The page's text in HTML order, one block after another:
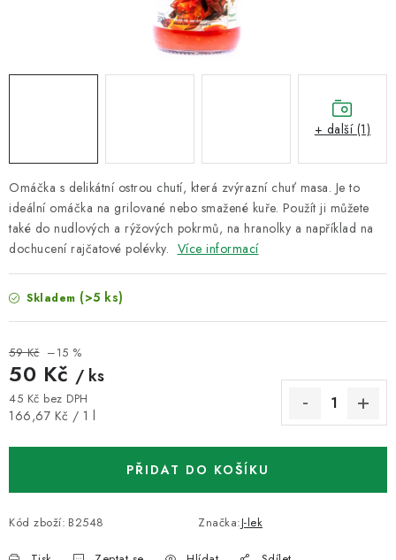
ZNAČKY
Podmínky ochrany osobních údajů
Omáčka s delikátní ostrou chutí, která zvýrazní chuť masa. Je to
ideální omáčka na grilované nebo smažené kuře. Použít ji můžete
také do nudlových a rýžových pokrmů, na hranolky a například na
dochucení rajčatové polévky. Více informací
Skladem (>5 ks)
59 Kč –15 %
50 Kč / ks
45 Kč bez DPH
Měrná cena:
166,67 Kč / 1 l
PŘIDAT DO KOŠÍKU
Kód zboží: B2548 Značka:J-lek
+ další (1)